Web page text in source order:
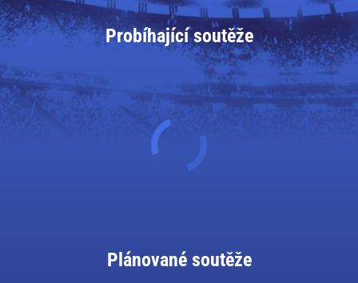
Probíhající soutěže
Plánované soutěže